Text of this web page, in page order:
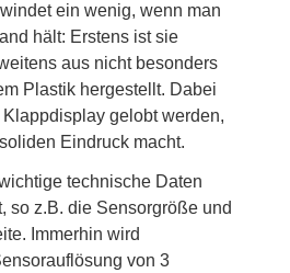
ein wenig, wenn man
hält: Erstens ist sie
aus nicht besonders
Plastik hergestellt. Dabei
gelobt werden,
Eindruck macht.
technische Daten
so z.B. die Sensorgröße und
Immerhin wird
von 3